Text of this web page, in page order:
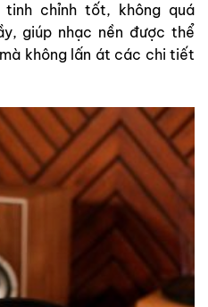
chỉnh tốt, không quá
giúp nhạc nền được thể
không lấn át các chi tiết